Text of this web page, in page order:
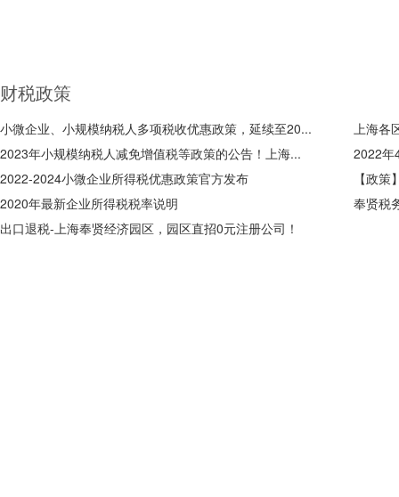
财税政策
小微企业、小规模纳税人多项税收优惠政策，延续至20...
上海各
2023年小规模纳税人减免增值税等政策的公告！上海...
2022年
2022-2024小微企业所得税优惠政策官方发布
【政
2020年最新企业所得税税率说明
奉贤税
出口退税-上海奉贤经济园区，园区直招0元注册公司！